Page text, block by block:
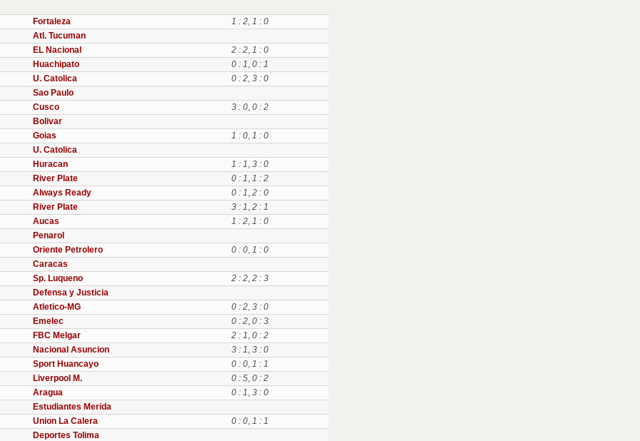
Fortaleza 1 : 2, 1 : 0
Atl. Tucuman
EL Nacional
2 : 2, 1 : 0
Huachipato
0 : 1, 0 : 1
U. Catolica
0 : 2, 3 : 0
Sao Paulo
Cusco
3 : 0, 0 : 2
Bolivar
Goias
1 : 0, 1 : 0
U. Catolica
Huracan
1 : 1, 3 : 0
River Plate
0 : 1, 1 : 2
Always Ready
0 : 1, 2 : 0
River Plate
3 : 1, 2 : 1
Aucas
1 : 2, 1 : 0
Penarol
Oriente Petrolero
0 : 0, 1 : 0
Caracas
Sp. Luqueno
2 : 2, 2 : 3
Defensa y Justicia
Atletico-MG
0 : 2, 3 : 0
Emelec
0 : 2, 0 : 3
FBC Melgar
2 : 1, 0 : 2
Nacional Asuncion
3 : 1, 3 : 0
Sport Huancayo
0 : 0, 1 : 1
Liverpool M.
0 : 5, 0 : 2
Aragua
0 : 1, 3 : 0
Estudiantes Merida
Union La Calera
0 : 0, 1 : 1
Deportes Tolima